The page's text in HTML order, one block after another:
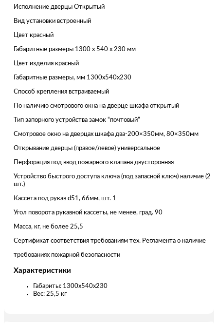
Исполнение дверцы Открытый
Вид установки встроенный
Цвет красный
Габаритные размеры 1300 x 540 x 230 мм
Цвет изделия красный
Габаритные размеры, мм 1300x540x230
Способ крепления встраиваемый
По наличию смотрового окна на дверце шкафа открытый
Тип запорного устройства замок “почтовый”
Смотровое окно на дверцах шкафа два-200×350мм, 80×350мм
Открывание дверцы (правое/левое) универсальное
Перфорация под ввод пожарного клапана двусторонняя
Устройство быстрого доступа ключа (под запасной ключ) наличие (2
шт.)
Кассета под рукав d51, 66мм, шт. 1
Угол поворота рукавной кассеты, не менее, град. 90
Масса, кг, не более 25,5
Сертификат соответствия требованиям тех. Регламента о наличие
требованиях пожарной безопасности
Характеристики
Габариты: 1300x540x230
Вес: 25,5 кг